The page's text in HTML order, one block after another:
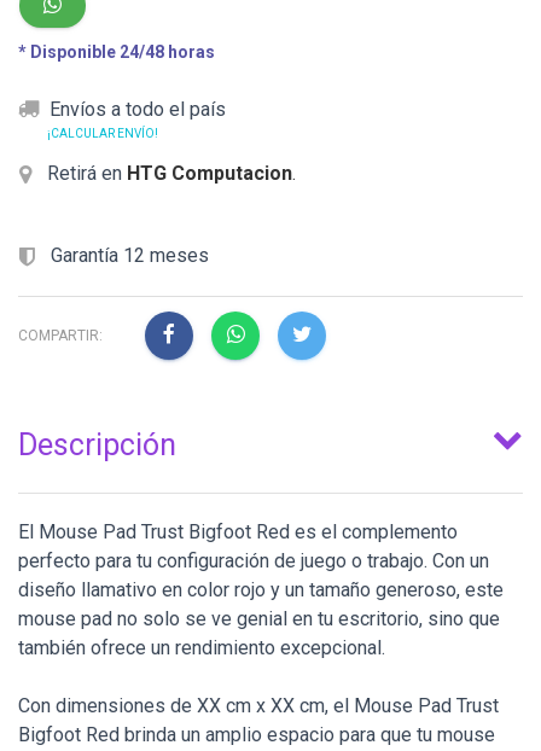
* Disponible 24/48 horas
Envíos a todo el país
¡CALCULAR ENVÍO!
Retirá en HTG Computacion.
Garantía 12 meses
COMPARTIR:
Descripción
El Mouse Pad Trust Bigfoot Red es el complemento
perfecto para tu configuración de juego o trabajo. Con un
diseño llamativo en color rojo y un tamaño generoso, este
mouse pad no solo se ve genial en tu escritorio, sino que
también ofrece un rendimiento excepcional.
Con dimensiones de XX cm x XX cm, el Mouse Pad Trust
Bigfoot Red brinda un amplio espacio para que tu mouse